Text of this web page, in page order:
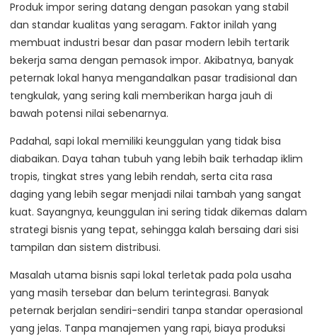
Produk impor sering datang dengan pasokan yang stabil
dan standar kualitas yang seragam. Faktor inilah yang
membuat industri besar dan pasar modern lebih tertarik
bekerja sama dengan pemasok impor. Akibatnya, banyak
peternak lokal hanya mengandalkan pasar tradisional dan
tengkulak, yang sering kali memberikan harga jauh di
bawah potensi nilai sebenarnya.
Padahal, sapi lokal memiliki keunggulan yang tidak bisa
diabaikan. Daya tahan tubuh yang lebih baik terhadap iklim
tropis, tingkat stres yang lebih rendah, serta cita rasa
daging yang lebih segar menjadi nilai tambah yang sangat
kuat. Sayangnya, keunggulan ini sering tidak dikemas dalam
strategi bisnis yang tepat, sehingga kalah bersaing dari sisi
tampilan dan sistem distribusi.
Masalah utama bisnis sapi lokal terletak pada pola usaha
yang masih tersebar dan belum terintegrasi. Banyak
peternak berjalan sendiri-sendiri tanpa standar operasional
yang jelas. Tanpa manajemen yang rapi, biaya produksi